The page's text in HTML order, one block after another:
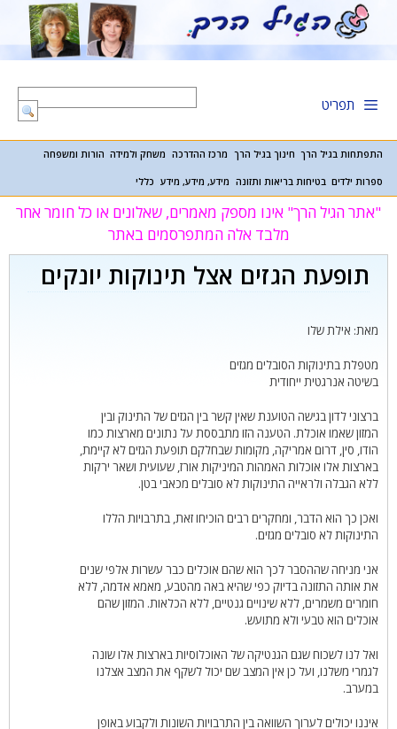
לתוכן
תפריט
התפתחות בגיל הרך חינוך בגיל הרך מרכז ההדרכה משחק ולמידה הורות ומשפחה
ספרות ילדים בטיחות בריאות ותזונה מידע, מידע, מידע כללי
"אתר הגיל הרך" אינו מספק מאמרים, שאלונים או כל חומר אחר
מלבד אלה המתפרסמים באתר
תופעת הגזים אצל תינוקות יונקים
מאת: אילת שלו
מטפלת בתינוקות הסובלים מגזים
בשיטה אנרגטית ייחודית
ברצוני לדון בגישה הטוענת שאין קשר בין הגזים של התינוק ובין
המזון שאמו אוכלת. הטענה הזו מתבססת על נתונים מארצות כמו
הודו, סין, דרום אמריקה, מקומות שבחלקם תופעת הגזים לא קיימת,
בארצות אלו אוכלות האמהות המיניקות אורז, שעועית ושאר ירקות
ללא הגבלה ולראייה התינוקות לא סובלים מכאבי בטן.
ואכן כך הוא הדבר, ומחקרים רבים הוכיחו זאת, בתרבויות הללו
התינוקות לא סובלים מגזים.
אני מניחה שההסבר לכך הוא שהם אוכלים כבר עשרות אלפי שנים
את אותה התזונה בדיוק כפי שהיא באה מהטבע, מאמא אדמה, ללא
חומרים משמרים, ללא שינויים גנטיים, ללא הכלאות. המזון שהם
אוכלים הוא טבעי ולא מתועש.
ואל לנו לשכוח שגם הגנטיקה של האוכלוסיות בארצות אלו שונה
לגמרי משלנו, ועל כן אין המצב שם יכול לשקף את המצב אצלנו
במערב.
איננו יכולים לערוך השוואה בין התרבויות השונות ולקבוע באופן